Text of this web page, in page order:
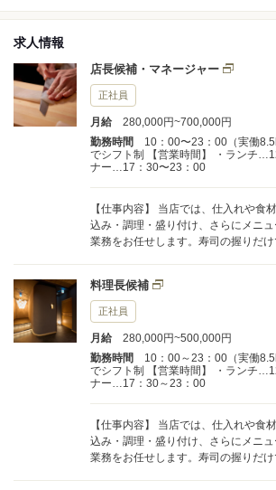
求人情報
店長候補・マネージャー
正社員
月給
280,000円~700,000円
勤務時間
10：00〜23：00（実働
でシフト制 【営業時間】 ・ランチ
ナー…17：30〜23：00
【仕事内容】 当店では、仕入れや食材の管理から始まり、仕
込み・調理・盛り付け、さらにメニ
業務をお任せします。寿司の握りだ
もチャレンジできる環境です。 食材の魅力を最大限に引き出
すのが、料理人の腕の見せどころ。あ
お客様に心から満足いただける一皿を届
社後のステップ】 入社後は、以下のような基本スキルをしっ
かりと身につけていただきます。 ・シャリの切り方（飯切
り） ・玉子焼きの基本 ・桂剥きなどの包丁技術 ・魚のさばき
方 ・味噌汁の合わせ方 など はじめは基礎からスタートし、経
験や習得状況に応じて段階的にステ
ます。 未経験の方でも安心して学べるよう、面倒見の良い先
輩スタッフが丁寧に指導・サポート
料理長候補
正社員
月給
280,000円~500,000円
勤務時間
10：00～23：00（実働
でシフト制 【営業時間】 ・ランチ
ナー…17：30～23：00
【仕事内容】 当店では、仕入れや食材の管理から始まり、仕
込み・調理・盛り付け、さらにメニ
業務をお任せします。寿司の握りだ